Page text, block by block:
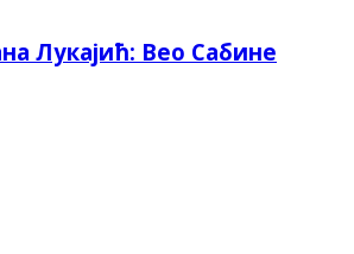
Лукајић: Вео Сабине